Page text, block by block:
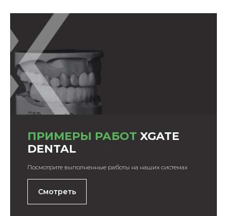
ПРИМЕРЫ РАБОТ XGATE
DENTAL
Посмотрите выполненные работы на наших системах
Смотреть